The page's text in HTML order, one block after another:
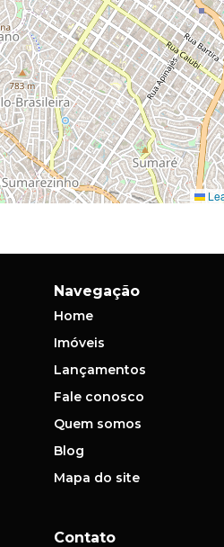
Navegação
Home
Imóveis
Lançamentos
Fale conosco
Quem somos
Blog
Mapa do site
Contato